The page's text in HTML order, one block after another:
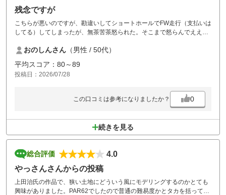
残念ですが
こちらが悪いのですが、勘違いしてショートホールでFW走行（支払いは
してる）してしまったが、無茶苦茶怒られた。そこまで怒らんでええの
る。おのしんさん （男性 / 50代）
平均スコア：80～89
投稿日：2026/07/28
この口コミは参考になりましたか？ 0
続きを見る
総合評価
4.0
やっさんさんからの投稿
上田治氏の作品で、狭い土地にどういう風にモデリングするのかとても
興味がありました。PAR62でしたので普通の難易度かとタカを括ってい